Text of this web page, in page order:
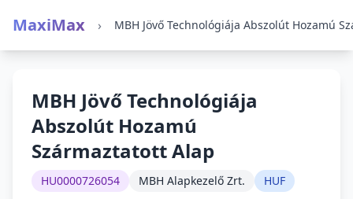
MaxiMax ›
MBH Jövő Technológiája
Abszolút Hozamú
Származtatott Alap
HU0000726054 MBH Alapkezelő Zrt. HUF